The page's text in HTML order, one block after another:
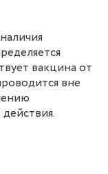
вакцина от
вне